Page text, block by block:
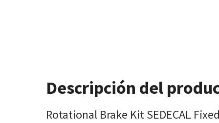
Descripción del
Rotational Brake Kit SEDECAL